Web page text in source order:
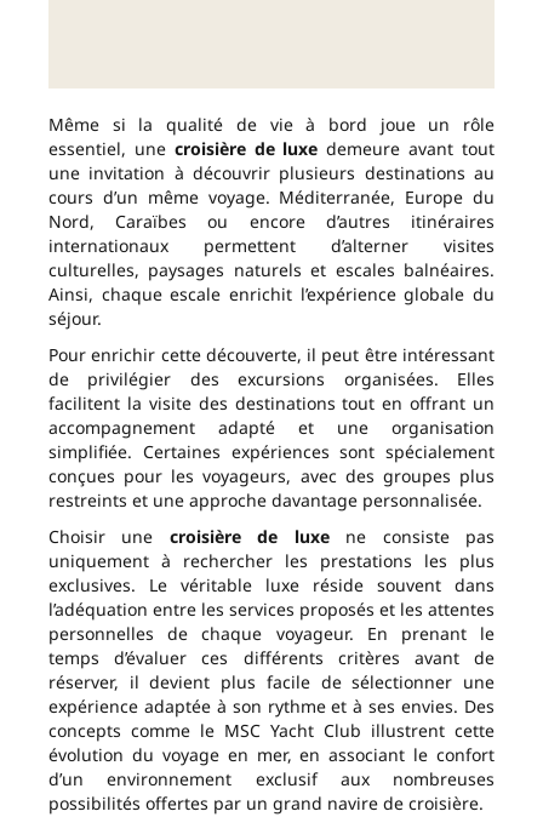
Même si la qualité de vie à bord joue un rôle
essentiel, une croisière de luxe demeure avant tout
une invitation à découvrir plusieurs destinations au
cours d’un même voyage. Méditerranée, Europe du
Nord, Caraïbes ou encore d’autres itinéraires
internationaux permettent d’alterner visites
culturelles, paysages naturels et escales balnéaires.
Ainsi, chaque escale enrichit l’expérience globale du
séjour.
Pour enrichir cette découverte, il peut être intéressant
de privilégier des excursions organisées. Elles
facilitent la visite des destinations tout en offrant un
accompagnement adapté et une organisation
simplifiée. Certaines expériences sont spécialement
conçues pour les voyageurs, avec des groupes plus
restreints et une approche davantage personnalisée.
Choisir une croisière de luxene consiste pas
uniquement à rechercher les prestations les plus
exclusives. Le véritable luxe réside souvent dans
l’adéquation entre les services proposés et les attentes
personnelles de chaque voyageur. En prenant le
temps d’évaluer ces différents critères avant de
réserver, il devient plus facile de sélectionner une
expérience adaptée à son rythme et à ses envies. Des
concepts comme le MSC Yacht Club illustrent cette
évolution du voyage en mer, en associant le confort
d’un environnement exclusif aux nombreuses
possibilités offertes par un grand navire de croisière.